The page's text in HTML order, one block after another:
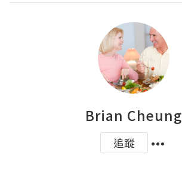
Brian Cheung
追蹤